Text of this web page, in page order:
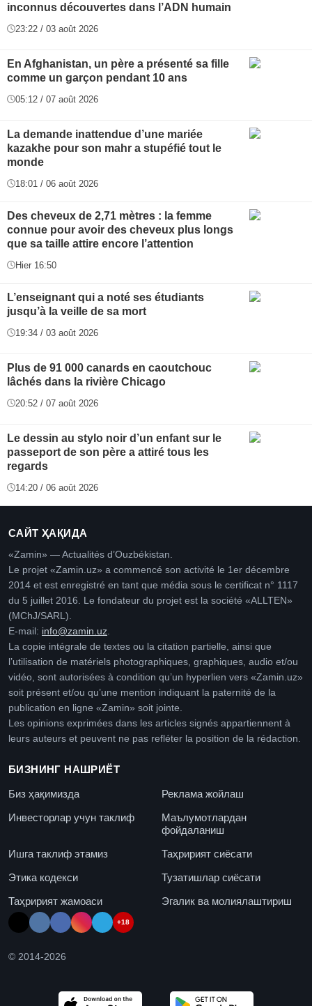
inconnus découvertes dans l’ADN humain
23:22 / 03 août 2026
En Afghanistan, un père a présenté sa fille
comme un garçon pendant 10 ans
05:12 / 07 août 2026
La demande inattendue d’une mariée
kazakhe pour son mahr a stupéfié tout le
monde
18:01 / 06 août 2026
Des cheveux de 2,71 mètres : la femme
connue pour avoir des cheveux plus longs
que sa taille attire encore l’attention
Hier 16:50
L’enseignant qui a noté ses étudiants
jusqu’à la veille de sa mort
19:34 / 03 août 2026
Plus de 91 000 canards en caoutchouc
lâchés dans la rivière Chicago
20:52 / 07 août 2026
Le dessin au stylo noir d’un enfant sur le
passeport de son père a attiré tous les
regards
14:20 / 06 août 2026
САЙТ ҲАҚИДА
«Zamin» — Actualités d’Ouzbékistan.
Le projet «Zamin.uz» a commencé son activité le 1er décembre
2014 et est enregistré en tant que média sous le certificat n° 1117
du 5 juillet 2016. Le fondateur du projet est la société «ALLTEN»
(MChJ/SARL).
E-mail: info@zamin.uz
La copie intégrale de textes ou la citation partielle, ainsi que
l’utilisation de matériels photographiques, graphiques, audio et/ou
vidéo, sont autorisées à condition qu’un hyperlien vers «Zamin.uz»
soit présent et/ou qu’une mention indiquant la paternité de la
publication en ligne «Zamin» soit jointe.
Les opinions exprimées dans les articles signés appartiennent à
leurs auteurs et peuvent ne pas refléter la position de la rédaction.
БИЗНИНГ НАШРИЁТ
Биз ҳақимизда
Реклама жойлаш
Инвесторлар учун таклиф
Маълумотлардан
фойдаланиш
Ишга таклиф этамиз
Таҳририят сиёсати
Этика кодекси
Тузатишлар сиёсати
Таҳририят жамоаси
Эгалик ва молиялаштириш
+18
© 2014-2026